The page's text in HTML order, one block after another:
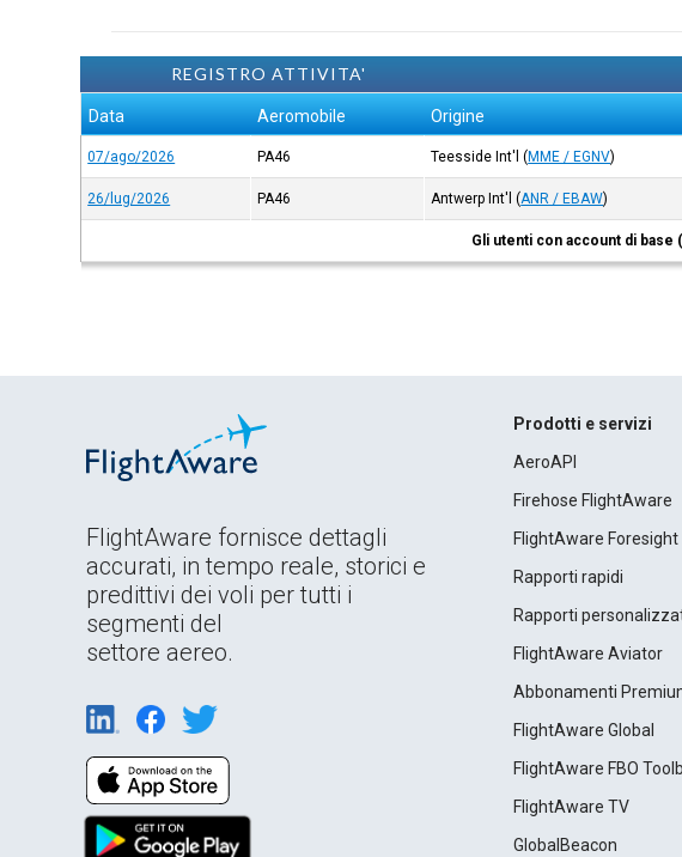
REGISTRO ATTIVITA'
Data Aeromobile Origine
07/ago/2026 PA46 Teesside Int'l (MME / EGNV)
26/lug/2026 PA46 Antwerp Int'l (ANR / EBAW)
Gli utenti con account di
FlightAware fornisce dettagli
accurati, in tempo reale, storici e
predittivi dei voli per tutti i
segmenti del
settore aereo.
Prodotti e servizi
AeroAPI
Firehose FlightAware
FlightAware Foresight
Rapporti rapidi
Rapporti
FlightAware Aviator
Abbonamenti
FlightAware Global
FlightAware FBO
FlightAware TV
GlobalBeacon